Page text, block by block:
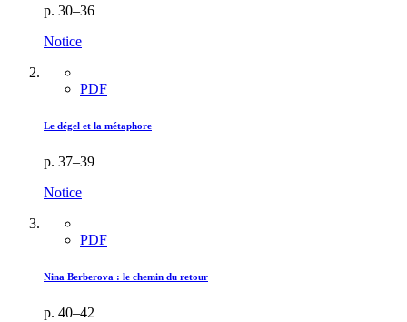
p. 30–36
Notice
PDF
Le dégel et la métaphore
p. 37–39
Notice
PDF
Nina Berberova : le chemin du retour
p. 40–42